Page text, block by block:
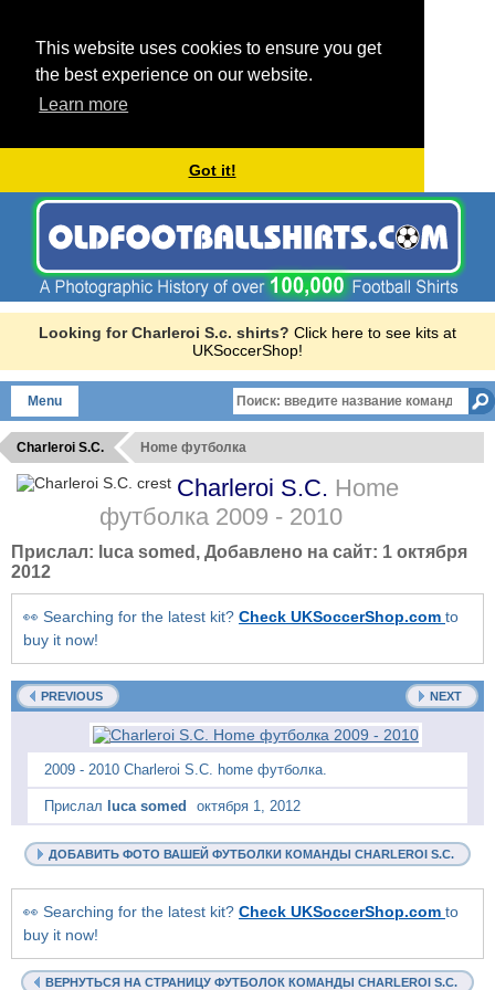
This website uses cookies to ensure you get
the best experience on our website.
Learn more
Got it!
Looking for Charleroi S.c. shirts? Click here to see kits at
UKSoccerShop!
Menu
Charleroi S.C. Home футболка
Charleroi S.C. Home
футболка 2009 - 2010
Прислал: luca somed , Добавлено на сайт: 1 октября
2012
👀 Searching for the latest kit? Check UKSoccerShop.com to
buy it now!
PREVIOUS NEXT
2009 - 2010 Charleroi S.C. home футболка.
Прислал luca somed октября 1, 2012
ДОБАВИТЬ ФОТО ВАШЕЙ ФУТБОЛКИ КОМАНДЫ CHARLEROI S.C.
👀 Searching for the latest kit? Check UKSoccerShop.com to
buy it now!
ВЕРНУТЬСЯ НА СТРАНИЦУ ФУТБОЛОК КОМАНДЫ CHARLEROI S.C.